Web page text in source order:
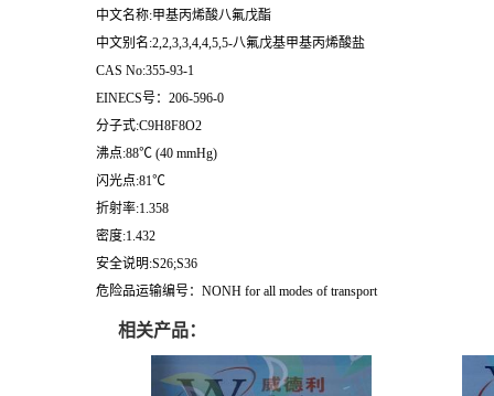
中文名称:甲基丙烯酸八氟戊酯
中文别名:2,2,3,3,4,4,5,5-八氟戊基甲基丙烯酸盐
CAS No:355-93-1
EINECS号：206-596-0
分子式:C9H8F8O2
沸点:88℃ (40 mmHg)
闪光点:81℃
折射率:1.358
密度:1.432
安全说明:S26;S36
危险品运输编号：NONH for all modes of transport
相关产品：